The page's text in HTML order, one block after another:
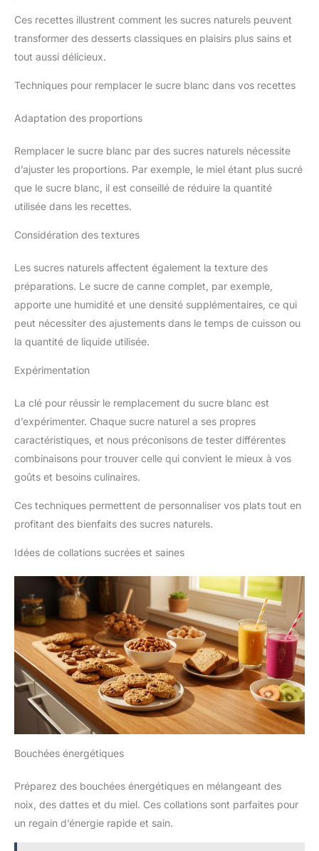
Ces recettes illustrent comment les sucres naturels peuvent
transformer des desserts classiques en plaisirs plus sains et
tout aussi délicieux.
Techniques pour remplacer le sucre blanc dans vos recettes
Adaptation des proportions
Remplacer le sucre blanc par des sucres naturels nécessite
d’ajuster les proportions. Par exemple, le miel étant plus sucré
que le sucre blanc, il est conseillé de réduire la quantité
utilisée dans les recettes.
Considération des textures
Les sucres naturels affectent également la texture des
préparations. Le sucre de canne complet, par exemple,
apporte une humidité et une densité supplémentaires, ce qui
peut nécessiter des ajustements dans le temps de cuisson ou
la quantité de liquide utilisée.
Expérimentation
La clé pour réussir le remplacement du sucre blanc est
d’expérimenter. Chaque sucre naturel a ses propres
caractéristiques, et nous préconisons de tester différentes
combinaisons pour trouver celle qui convient le mieux à vos
goûts et besoins culinaires.
Ces techniques permettent de personnaliser vos plats tout en
profitant des bienfaits des sucres naturels.
Idées de collations sucrées et saines
Bouchées énergétiques
Préparez des bouchées énergétiques en mélangeant des
noix, des dattes et du miel. Ces collations sont parfaites pour
un regain d’énergie rapide et sain.